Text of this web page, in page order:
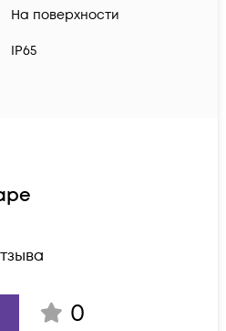
На поверхности
IP65
0